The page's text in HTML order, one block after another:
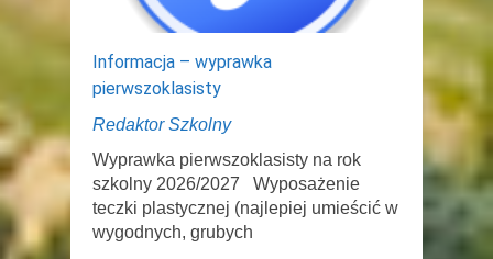
Informacja – wyprawka
pierwszoklasisty
Redaktor Szkolny
Wyprawka pierwszoklasisty na rok
szkolny 2026/2027 Wyposażenie
teczki plastycznej (najlepiej umieścić w
wygodnych, grubych